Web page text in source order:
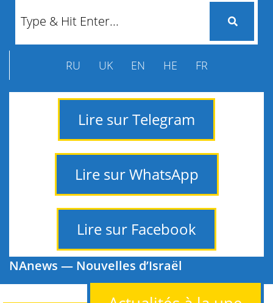
RU UK EN HE FR
Lire sur Telegram
Lire sur WhatsApp
Lire sur Facebook
NAnews — Nouvelles d’Israël